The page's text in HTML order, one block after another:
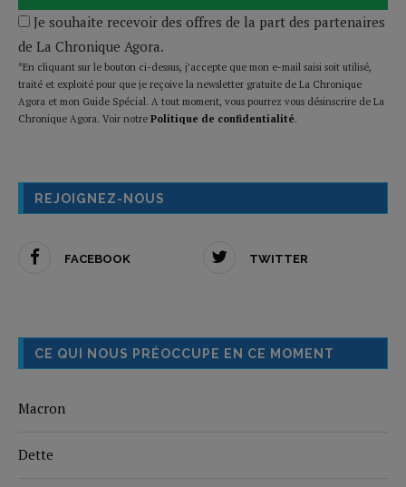
Je souhaite recevoir des offres de la part des partenaires
de La Chronique Agora.
*En cliquant sur le bouton ci-dessus, j’accepte que mon e-mail saisi soit utilisé,
traité et exploité pour que je reçoive la newsletter gratuite de La Chronique
Agora et mon Guide Spécial. A tout moment, vous pourrez vous désinscrire de La
Chronique Agora. Voir notre Politique de confidentialité.
REJOIGNEZ-NOUS
FACEBOOK TWITTER
CE QUI NOUS PRÉOCCUPE EN CE MOMENT
Macron
Dette